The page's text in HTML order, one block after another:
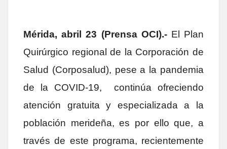
Mérida, abril 23 (Prensa OCI).- El Plan
Quirúrgico regional de la Corporación de
Salud (Corposalud), pese a la pandemia
de la COVID-19, continúa ofreciendo
atención gratuita y especializada a la
población merideña, es por ello que, a
través de este programa, recientemente